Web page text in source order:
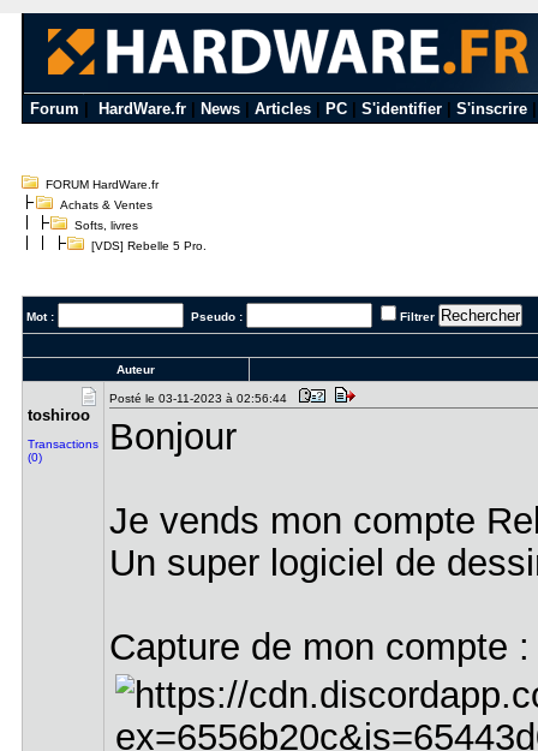
Forum HardWare.fr News Articles PC S'identifier S'inscrire
FORUM HardWare.fr
Achats & Ventes
Softs, livres
[VDS] Rebelle 5 Pro.
Mot : Pseudo : Filtrer
Auteur
toshiroo
Transactions
(0)
Posté le 03-11-2023 à 02:56:44
Bonjour
Je vends mon compte
Un super logiciel de
Capture de mon compte